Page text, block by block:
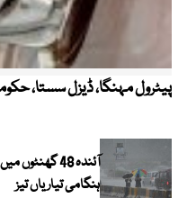
پیٹرول مہنگا، ڈیزل سستا،
آئندہ 48
ہنگامی تیاریاں تیز